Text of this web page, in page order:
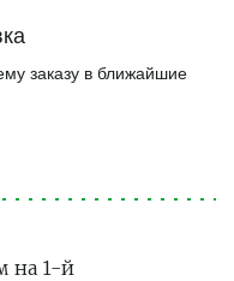
заказу в ближайшие
на 1-й